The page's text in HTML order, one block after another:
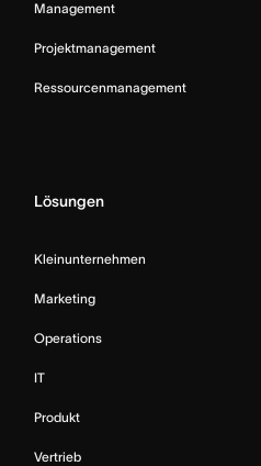
Management
Projektmanagement
Ressourcenmanagement
Lösungen
Kleinunternehmen
Marketing
Operations
IT
Produkt
Vertrieb